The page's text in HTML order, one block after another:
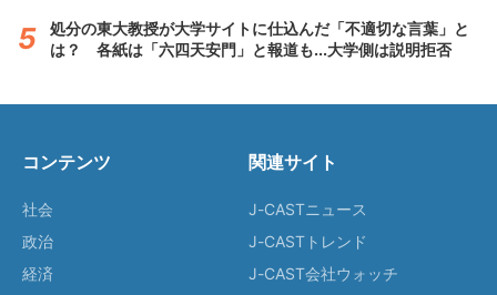
処分の東大教授が大学サイトに仕込んだ「不適切な言葉」と
は？ 各紙は「六四天安門」と報道も...大学側は説明拒否
コンテンツ
社会
政治
経済
関連サイト
J-CASTニュース
J-CASTトレンド
J-CAST会社ウォッチ